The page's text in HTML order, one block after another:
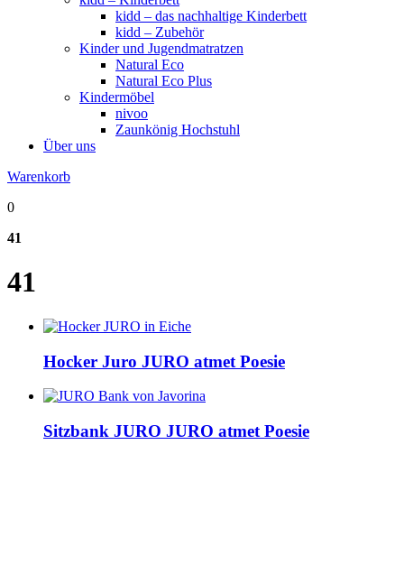
kidd – das nachhaltige Kinderbett
kidd – Zubehör
Kinder und Jugendmatratzen
Natural Eco
Natural Eco Plus
Kindermöbel
nivoo
Zaunkönig Hochstuhl
Über uns
Warenkorb
0
41
41
Hocker Juro JURO atmet Poesie
Sitzbank JURO JURO atmet Poesie